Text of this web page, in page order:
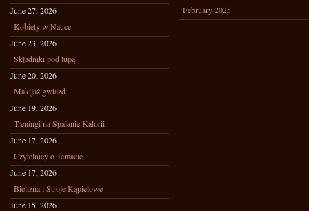
June 27, 2026
Kobiety w Nauce
June 23, 2026
Składniki pod lupą
June 20, 2026
Makijaż gwiazd
June 19, 2026
Treningi na Spalanie Kalorii
June 17, 2026
Czytelnicy o Temacie
June 17, 2026
Bielizna i Stroje Kąpielowe
June 15, 2026
February 2025